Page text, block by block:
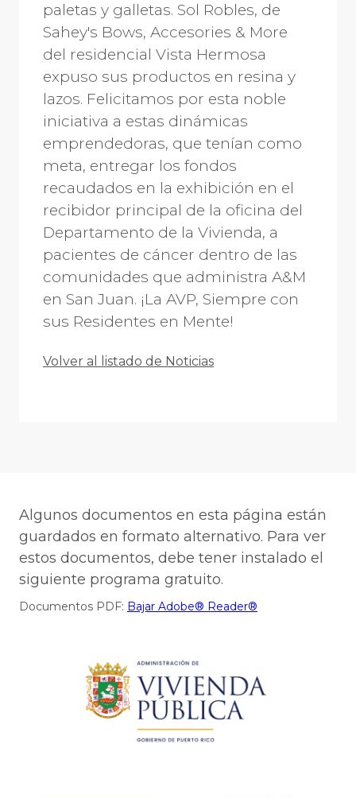
paletas y galletas. Sol Robles, de
Sahey's Bows, Accesories & More
del residencial Vista Hermosa
expuso sus productos en resina y
lazos. Felicitamos por esta noble
iniciativa a estas dinámicas
emprendedoras, que tenían como
meta, entregar los fondos
recaudados en la exhibición en el
recibidor principal de la oficina del
Departamento de la Vivienda, a
pacientes de cáncer dentro de las
comunidades que administra A&M
en San Juan. ¡La AVP, Siempre con
sus Residentes en Mente!
Volver al listado de Noticias
Algunos documentos en esta página están
guardados en formato alternativo. Para ver
estos documentos, debe tener instalado el
siguiente programa gratuito.
Documentos PDF: Bajar Adobe® Reader®